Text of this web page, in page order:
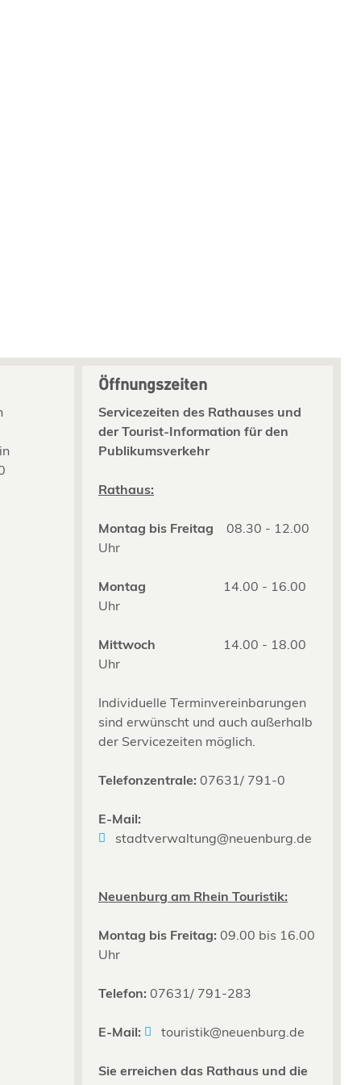
Öffnungszeiten
Servicezeiten des Rathauses und
der Tourist-Information für den
Publikumsverkehr
Rathaus:
Montag bis Freitag 08.30 - 12.00
Uhr
Montag
14.00 - 16.00
Uhr
Mittwoch
14.00 - 18.00
Uhr
Individuelle Terminvereinbarungen
sind erwünscht und auch außerhalb
der Servicezeiten möglich.
Telefonzentrale: 07631/ 791-0
E-Mail:
stadtverwaltung@neuenburg.de
Neuenburg am Rhein Touristik:
Montag bis Freitag: 09.00 bis 16.00
Uhr
Telefon: 07631/ 791-283
E-Mail: touristik@neuenburg.de
Sie erreichen das Rathaus und die